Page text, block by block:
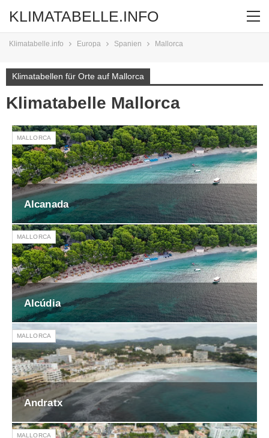
KLIMATABELLE.INFO
Klimatabelle.info Europa Spanien Mallorca
Klimatabellen für Orte auf Mallorca
Klimatabelle Mallorca
MALLORCA
Alcanada
MALLORCA
Alcúdia
MALLORCA
Andratx
MALLORCA